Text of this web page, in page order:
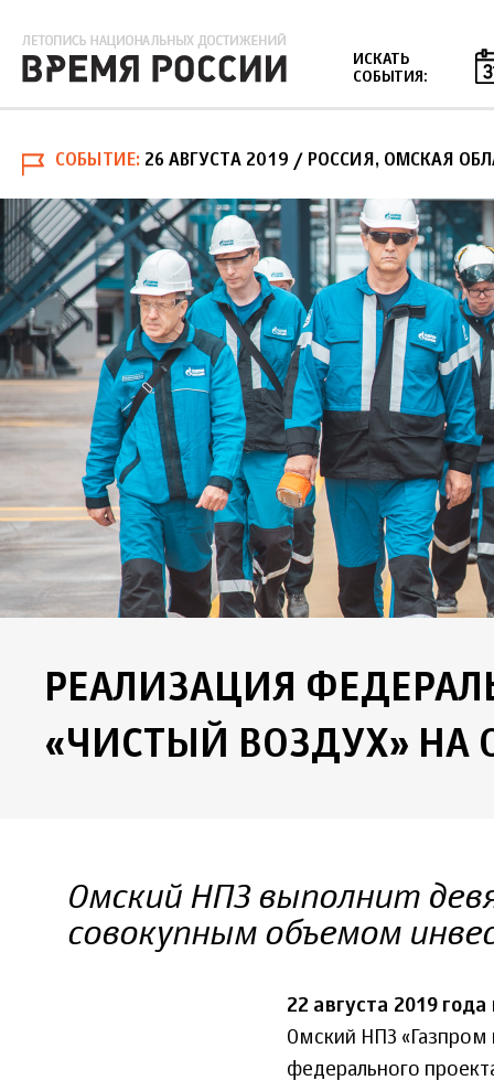
ИСКАТЬ
СОБЫТИЯ:
СОБЫТИЕ 26 АВГУСТА 2019 / РОССИЯ, ОМСКАЯ
РЕАЛИЗАЦИЯ
«ЧИСТЫЙ ВОЗДУХ» НА
Омский НПЗ выполнит
совокупным объемом
22 августа 2019 года
Омский НПЗ «Газпром
федерального